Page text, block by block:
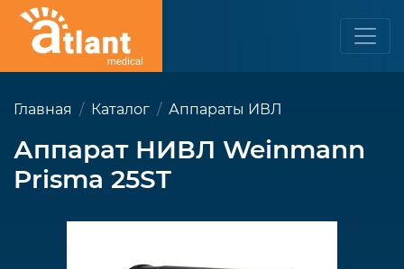
Главная Каталог Аппараты ИВЛ
Аппарат НИВЛ Weinmann
Prisma 25ST